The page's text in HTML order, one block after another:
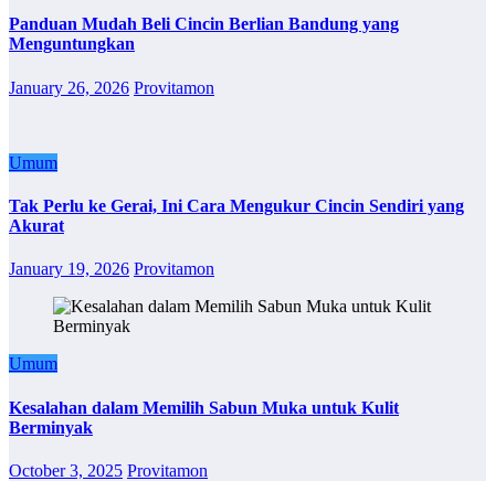
Panduan Mudah Beli Cincin Berlian Bandung yang
Menguntungkan
January 26, 2026 Provitamon
Umum
Tak Perlu ke Gerai, Ini Cara Mengukur Cincin Sendiri yang
Akurat
January 19, 2026 Provitamon
Umum
Kesalahan dalam Memilih Sabun Muka untuk Kulit
Berminyak
October 3, 2025 Provitamon